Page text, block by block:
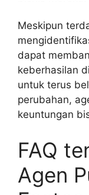
Meskipun
dapat
keberhasilan
untuk terus
perubahan,
keuntungan
FAQ
Agen